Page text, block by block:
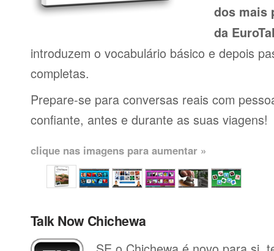
dos mais
da
introduzem o vocabulário básico e depois
completas.
Prepare-se para conversas reais com
confiante, antes e durante as suas viagens!
clique nas imagens para aumentar »
Talk Now Chichewa